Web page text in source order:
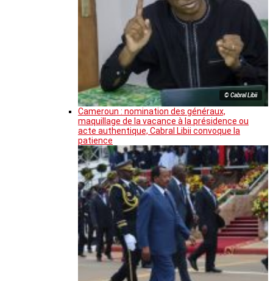
© Cabral Libii
Cameroun : nomination des généraux,
maquillage de la vacance à la présidence ou
acte authentique, Cabral Libii convoque la
patience